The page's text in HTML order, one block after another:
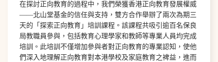
在探討正向教育的過程中，我們榮獲香港正向教育發展權威
——北山堂基金的信任與支持，雙方合作舉辦了兩次為期三
天的「探索正向教育」培訓課程。該課程共吸引逾百名保良
局教職員參與，包括教育心理學家和教師等專業人員均完成
培訓。此培訓不僅增加參與者對正向教育的專業認知，使他
們深入地理解正向教育對本港學校及家庭教育之裨益，進而